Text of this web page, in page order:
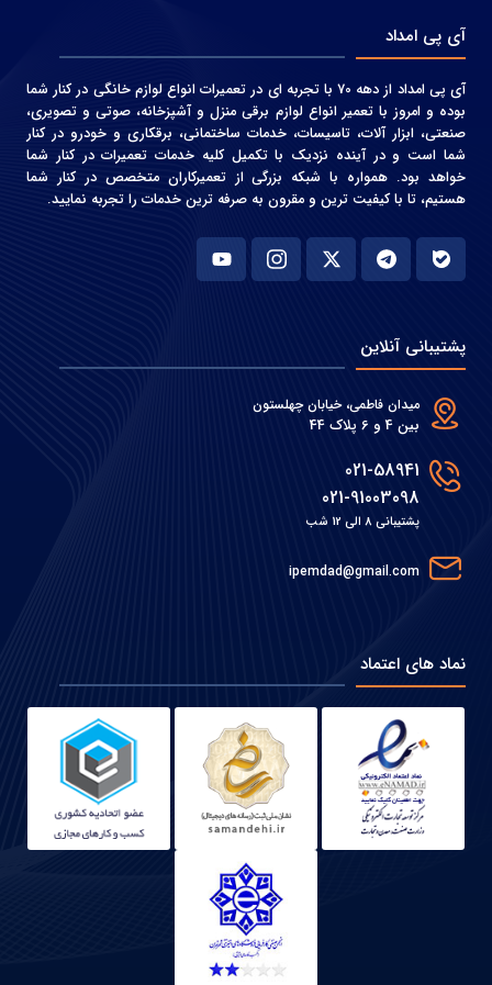
آی پی امداد
آی پی امداد از دهه 70 با تجربه ای در تعمیرات انواع لوازم خانگی در کنار شما
بوده و امروز با تعمیر انواع لوازم برقی منزل و آشپزخانه، صوتی و‌ تصویری،
صنعتی، ابزار آلات، تاسیسات، خدمات ساختمانی، برقکاری و خودرو در کنار
شما است و در آینده نزدیک با تکمیل کلیه خدمات تعمیرات در کنار شما
خواهد بود. همواره با شبکه بزرگی از تعمیرکاران متخصص در کنار شما
هستیم، تا با کیفیت ترین و مقرون به صرفه ترین خدمات را تجربه نمایید.
پشتیبانی آنلاین
میدان فاطمی، خیابان چهلستون
بین 4 و 6 پلاک 44
021-58941
021-91003098
پشتیبانی 8 الی 12 شب
ipemdad@gmail.com
نماد های اعتماد